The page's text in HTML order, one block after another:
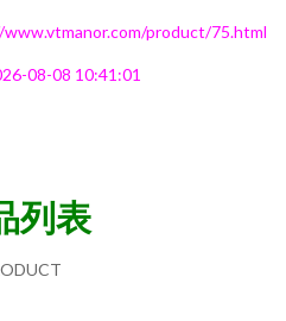
product/75.html
08-08 10:41:01
列表